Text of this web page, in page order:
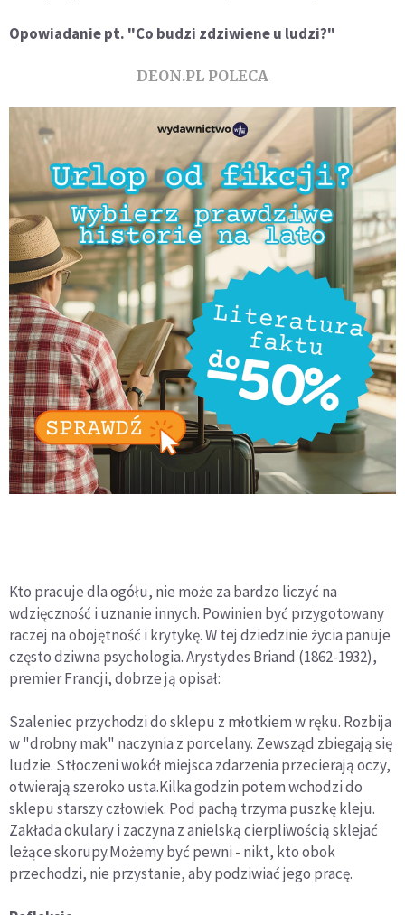
Opowiadanie pt. "Co budzi zdziwiene u ludzi?"
DEON.PL POLECA
Kto pracuje dla ogółu, nie może za bardzo liczyć na
wdzięczność i uznanie innych. Powinien być przygotowany
raczej na obojętność i krytykę. W tej dziedzinie życia panuje
często dziwna psychologia. Arystydes Briand (1862-1932),
premier Francji, dobrze ją opisał:
Szaleniec przychodzi do sklepu z młotkiem w ręku. Rozbija
w "drobny mak" naczynia z porcelany. Zewsząd zbiegają się
ludzie. Stłoczeni wokół miejsca zdarzenia przecierają oczy,
otwierają szeroko usta.Kilka godzin potem wchodzi do
sklepu starszy człowiek. Pod pachą trzyma puszkę kleju.
Zakłada okulary i zaczyna z anielską cierpliwością sklejać
leżące skorupy.Możemy być pewni - nikt, kto obok
przechodzi, nie przystanie, aby podziwiać jego pracę.